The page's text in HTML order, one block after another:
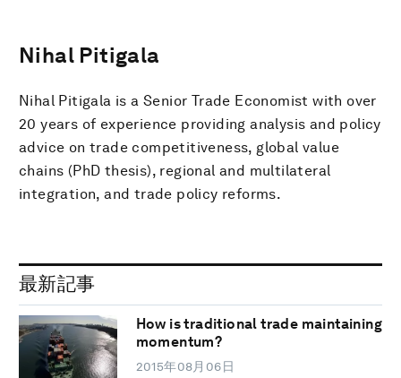
Nihal Pitigala
Nihal Pitigala is a Senior Trade Economist with over
20 years of experience providing analysis and policy
advice on trade competitiveness, global value
chains (PhD thesis), regional and multilateral
integration, and trade policy reforms.
最新記事
How is traditional trade maintaining
momentum?
2015年08月06日